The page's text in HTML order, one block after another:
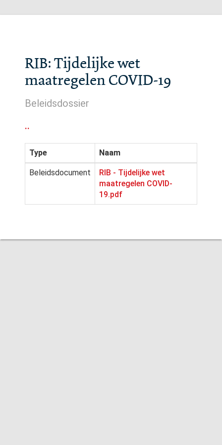
RIB: Tijdelijke wet
maatregelen COVID-19
Beleidsdossier
..
Type Naam
Beleidsdocument
RIB - Tijdelijke wet
maatregelen COVID-
19.pdf